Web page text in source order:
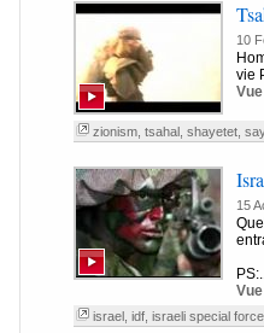
10
vie
zionism, tsahal, shayetet,
15
israel, idf, israeli special